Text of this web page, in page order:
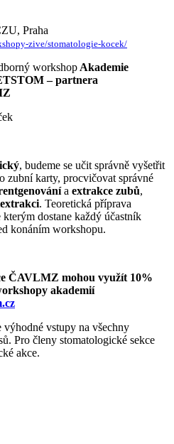
Praha
zive/stomatologie-kocek/
workshop Akademie
– partnera
, budeme se učit správně vyšetřit
zubní karty, procvičovat správné
a extrakce zubů,
. Teoretická příprava
kterým dostane každý účastník
konáním workshopu.
ČAVLMZ mohou využít 10%
akademií
vstupy na všechny
Pro členy stomatologické sekce
akce.